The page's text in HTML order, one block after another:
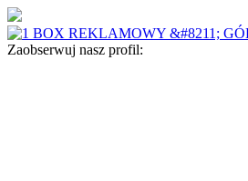
Zaobserwuj nasz profil: